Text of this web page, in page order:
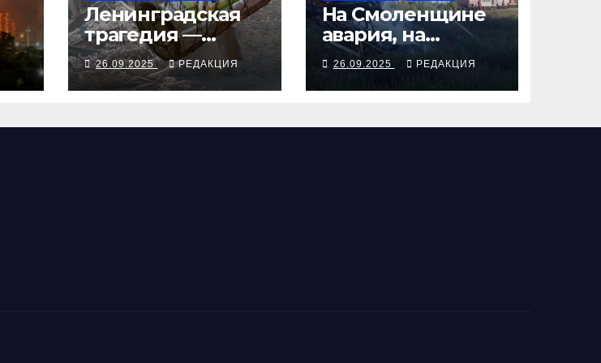
Ленинградская
трагедия —
серия смертей от
алкосуррогата
26.09.2025 РЕДАКЦИЯ
На Смоленщине
авария, на
Псковщине
взрыв
26.09.2025 РЕДАКЦИЯ